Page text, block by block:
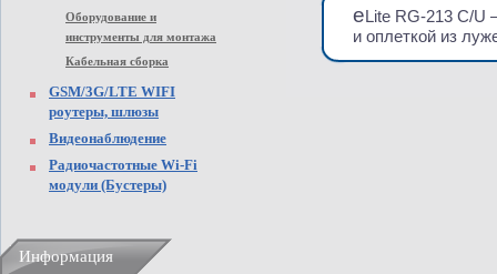
Оборудование и
инструменты для монтажа
Кабельная сборка
GSM/3G/LTE WIFI
роутеры, шлюзы
Видеонаблюдение
Радиочастотные Wi-Fi
модули (Бустеры)
Информация
eLite RG-213 C/
и оплеткой из